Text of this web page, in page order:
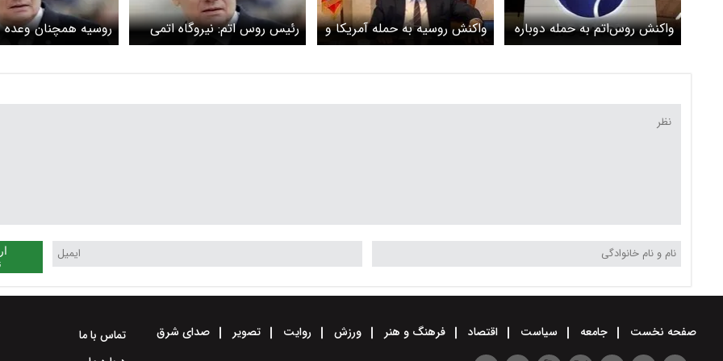
واکنش روس‌اتم به حمله دوباره
متجاوزان علیه مناطق همجوار
واکنش روسیه به حمله آمریکا و
اسرائیل به نیروگاه اتمی بوشهر
رئیس روس اتم: نیروگاه اتمی
بوشهر همچنان به فعالیت خود
روسیه همچنان وعده
نیروگاه اتمی بوشهر
صفحه نخست جامعه سیاست اقتصاد فرهنگ و هنر ورزش روایت تصویر صدای شرق
تماس با ما